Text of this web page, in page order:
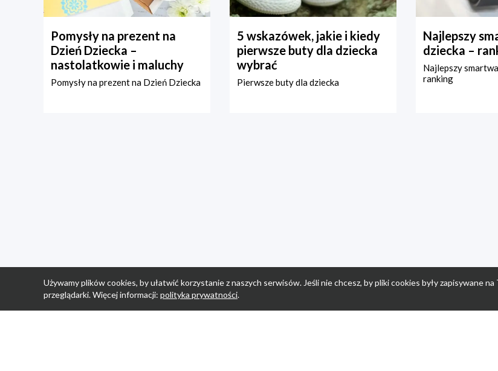
Pomysły na prezent na
Dzień Dziecka –
nastolatkowie i maluchy
Pomysły na prezent na Dzień Dziecka
5 wskazówek, jakie i kiedy
pierwsze buty dla dziecka
wybrać
Pierwsze buty dla dziecka
Najlepszy
dziecka –
Najlepszy
ranking
Używamy plików cookies, by ułatwić korzystanie z naszych serwisów. Jeśli nie chcesz, by pliki cookies były zapisywane
przeglądarki. Więcej informacji: polityka prywatności.